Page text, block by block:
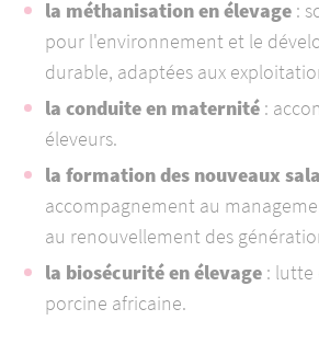
la méthanisation en élevage :
pour l'environnement et le
durable, adaptées aux
la conduite en maternité :
éleveurs.
la formation des nouveaux
accompagnement au
au renouvellement des
la biosécurité en élevage : lutte
porcine africaine.